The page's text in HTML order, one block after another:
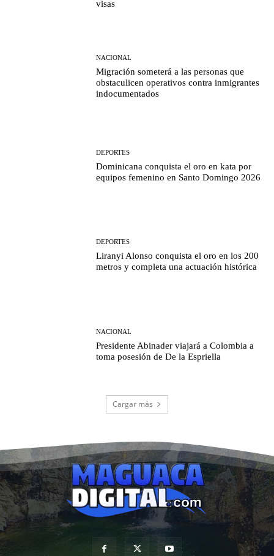
visas
NACIONAL
Migración someterá a las personas que
obstaculicen operativos contra inmigrantes
indocumentados
DEPORTES
Dominicana conquista el oro en kata por
equipos femenino en Santo Domingo 2026
DEPORTES
Liranyi Alonso conquista el oro en los 200
metros y completa una actuación histórica
NACIONAL
Presidente Abinader viajará a Colombia a
toma posesión de De la Espriella
Cargar más